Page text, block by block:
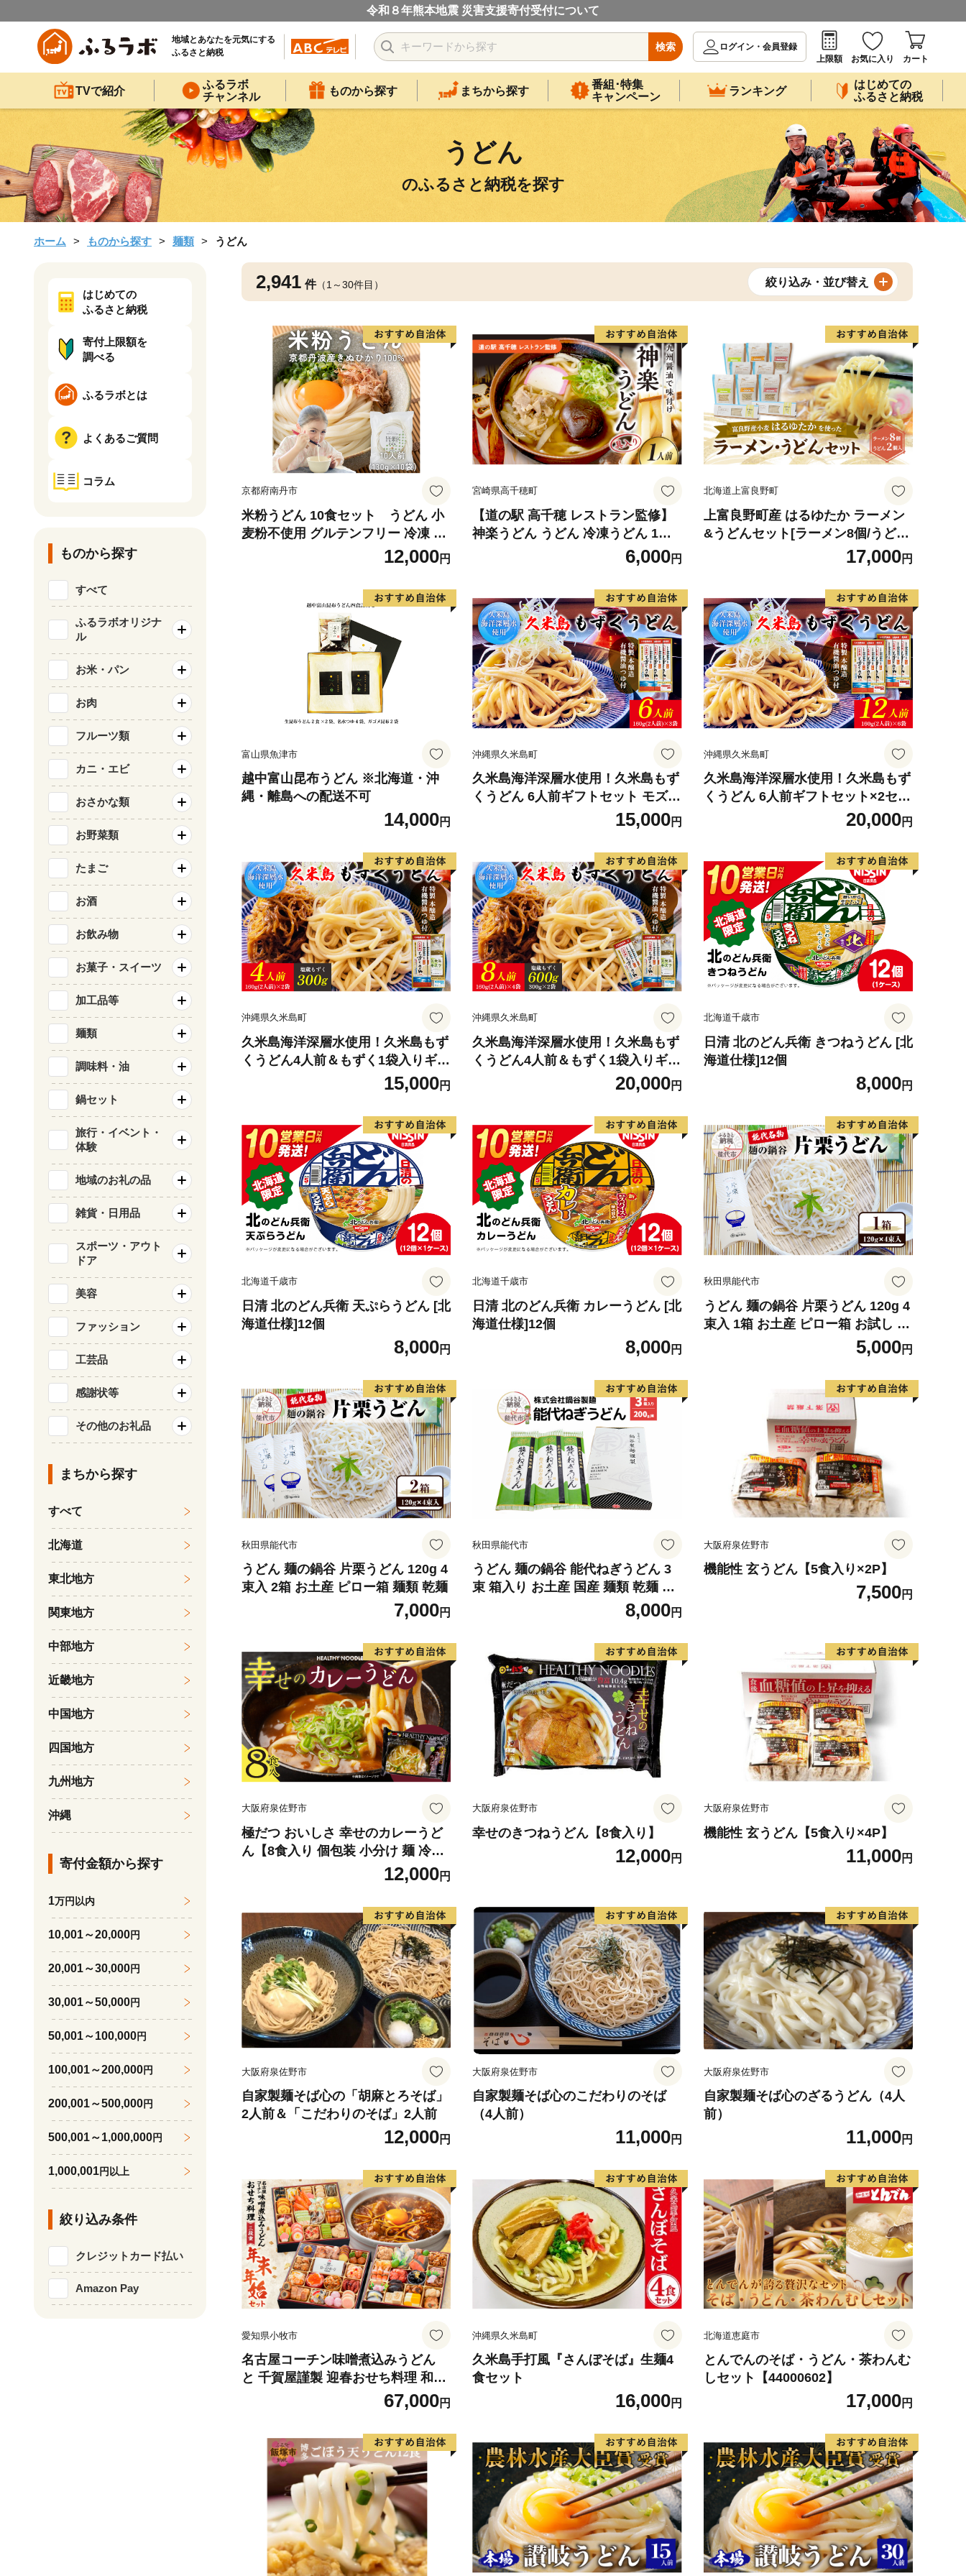
令和８年熊本地震 災害支援寄付受付について
地域とあなたを元気にする
ふるさと納税
検索
ログイン・会員登録
上限額
お気に入り カート
TVで紹介
ふるラボ
チャンネル
ものから探す まちから探す
番組･特集
キャンペーン
ランキング
はじめての
ふるさと納税
うどん
のふるさと納税を探す
ホーム ものから探す 麺類 うどん
2,941 件（1～30件目） 絞り込み・並び替え
京都府南丹市
米粉うどん 10食セット うどん 小
麦粉不使用 グルテンフリー 冷凍 保
存食 個包装 麺 京都府 南丹市12,000円
宮崎県高千穂町
【道の駅 高千穂 レストラン監修】
神楽うどん うどん 冷凍うどん 1人
前 具入り かつお出汁 惣菜 加工品
冷凍 手軽 簡単調理 お取り寄せ ご当
地 グルメ 宮崎県 高千穂町 _Tk005-
104
6,000円
北海道上富良野町
上富良野町産 はるゆたか ラーメン
&うどんセット[ラーメン8個/うどん
2個] 自社農園産小麦ラーメン うど
ん スープ セット 小麦 はるゆたか
麺類 詰め合わせ 北海道 上富良野町
17,000円
富山県魚津市
越中富山昆布うどん ※北海道・沖
縄・離島への配送不可
14,000円
沖縄県久米島町
久米島海洋深層水使用！久米島もず
くうどん 6人前ギフトセット モズク
饂飩 麺 お中元 お歳暮 お取り寄せ
お土産 特産品 つるつる もちもち の
どごし お子さま 老若男女 ミネラル
食物繊維 アミノ酸 高栄養価 ダイエ
ット 美容 時短
15,000円
沖縄県久米島町
久米島海洋深層水使用！久米島もず
くうどん 6人前ギフトセット×2セッ
ト モズク 饂飩 麺 お中元 お歳暮 お
取り寄せ お土産 特産品 つるつる も
ちもち のどごし お子さま 老若男女
ミネラル 食物繊維 アミノ酸 高栄養
価 ダイエット 美容 時短
20,000円
沖縄県久米島町
久米島海洋深層水使用！久米島もず
くうどん4人前＆もずく1袋入りギフ
トセット モズク 饂飩 麺 お中元 お
歳暮 お取り寄せ お土産 特産品 つる
つる もちもち のどごし お子さま 老
若男女 ミネラル 食物繊維 アミノ酸
高栄養価 ダイエット 美容 時短
15,000円
沖縄県久米島町
久米島海洋深層水使用！久米島もず
くうどん4人前＆もずく1袋入りギフ
トセット×2セット モズク 饂飩 麺
お中元 お歳暮 お取り寄せ お土産 特
産品 つるつる もちもち のどごし お
子さま 老若男女 ミネラル 食物繊維
アミノ酸 高栄養価 ダイエット 美容
時短
20,000円
北海道千歳市
日清 北のどん兵衛 きつねうどん [北
海道仕様]12個
8,000円
北海道千歳市
日清 北のどん兵衛 天ぷらうどん [北
海道仕様]12個
8,000円
北海道千歳市
日清 北のどん兵衛 カレーうどん [北
海道仕様]12個
8,000円
秋田県能代市
うどん 麺の鍋谷 片栗うどん 120g 4
束入 1箱 お土産 ピロー箱 お試し 麺
5,000円
秋田県能代市
うどん 麺の鍋谷 片栗うどん 120g 4
束入 2箱 お土産 ピロー箱 麺類 乾麺
7,000円
秋田県能代市
うどん 麺の鍋谷 能代ねぎうどん 3
束 箱入り お土産 国産 麺類 乾麺 ね
8,000円
大阪府泉佐野市
機能性 玄うどん【5食入り×2P】
7,500円
大阪府泉佐野市
極だつ おいしさ 幸せのカレーうど
ん【8食入り 個包装 小分け 麺 冷凍
12,000円
大阪府泉佐野市
幸せのきつねうどん【8食入り】
12,000円
大阪府泉佐野市
機能性 玄うどん【5食入り×4P】
11,000円
大阪府泉佐野市
自家製麺そば心の「胡麻とろそば」
2人前＆「こだわりのそば」2人前
12,000円
大阪府泉佐野市
自家製麺そば心のこだわりのそば
（4人前）
11,000円
大阪府泉佐野市
自家製麺そば心のざるうどん（4人
前）
11,000円
愛知県小牧市
名古屋コーチン味噌煮込みうどん
と 千賀屋謹製 迎春おせち料理 和風
三段重「おもてなし」セット 名古
屋コーチン 味噌煮込み うどん 迎春
おせち料理 和風三段重 おもてなし
セット 千賀屋 おせち 2027年 冷蔵
おせち 全58品 4人前 5人前 伝統の
味 お正月 年末 年始 宴席 縁起物 地
鶏 鶏肉 お取り寄せ 愛知県 小牧市
送料無料
67,000円
沖縄県久米島町
久米島手打風『さんぼそば』生麺4
食セット
16,000円
北海道恵庭市
とんでんのそば・うどん・茶わんむ
しセット【44000602】
17,000円
はじめての
ふるさと納税
寄付上限額を
調べる
ふるラボとは
よくあるご質問
コラム
ものから探す
すべて
ふるラボオリジナ
ル
お米・パン
お肉
フルーツ類
カニ・エビ
おさかな類
お野菜類
たまご
お酒
お飲み物
お菓子・スイーツ
加工品等
麺類
調味料・油
鍋セット
旅行・イベント・
体験
地域のお礼の品
雑貨・日用品
スポーツ・アウト
ドア
美容
ファッション
工芸品
感謝状等
その他のお礼品
まちから探す
すべて
北海道
東北地方
関東地方
中部地方
近畿地方
中国地方
四国地方
九州地方
沖縄
寄付金額から探す
1万円以内
10,001～20,000円
20,001～30,000円
30,001～50,000円
50,001～100,000円
100,001～200,000円
200,001～500,000円
500,001～1,000,000円
1,000,001円以上
絞り込み条件
クレジットカード払い
Amazon Pay